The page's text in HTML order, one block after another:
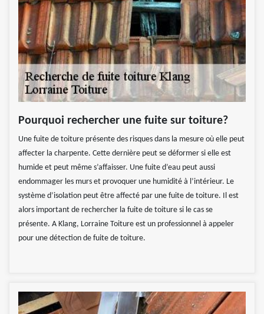
Pourquoi rechercher une fuite sur toiture?
Une fuite de toiture présente des risques dans la mesure où elle peut
affecter la charpente. Cette dernière peut se déformer si elle est
humide et peut même s’affaisser. Une fuite d’eau peut aussi
endommager les murs et provoquer une humidité à l’intérieur. Le
système d’isolation peut être affecté par une fuite de toiture. Il est
alors important de rechercher la fuite de toiture si le cas se
présente. A Klang, Lorraine Toiture est un professionnel à appeler
pour une détection de fuite de toiture.